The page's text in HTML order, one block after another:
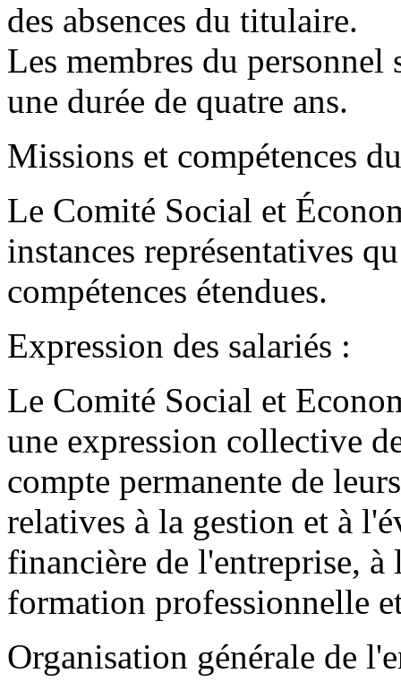
des absences du titulaire.
Les membres du personnel
une durée de quatre ans.
Missions et compétences
Le Comité Social et
instances représentatives
compétences étendues.
Expression des salariés :
Le Comité Social et
une expression collective
compte permanente de
relatives à la gestion et à
financière de l'entreprise,
formation professionnelle
Organisation générale de